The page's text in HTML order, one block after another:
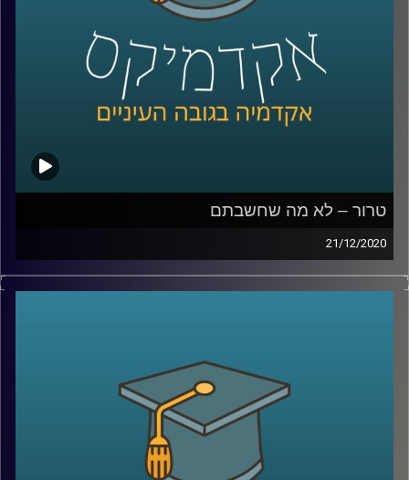
טרור – לא מה שחשבתם
21/12/2020
האם נכון להתסכל על ארגוני טרור רק דרך פיגועי הטרור אותם
הם מבצעים?
פרופ' אסף מוגדם, דיקן ביה"ס לאודר לממשל דיפלומטיה
ואסטרטגיה שחוקר טרור, מסביר למה חשוב להבין שפעולות
טרור הן רק חלק מהזויות שיש לדבר עליהן כאשר אנחנו בוחנים
ארגוני טרור, מסביר על ההבדל שבין פעולת טרור וגרילה, ומביא
דוגמאות לרב תחומיות של ארגוני הטרור בעולם כולו